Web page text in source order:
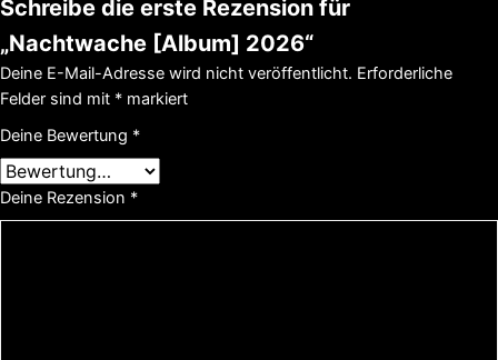
Schreibe die erste Rezension für
„Nachtwache [Album] 2026“
Deine E-Mail-Adresse wird nicht veröffentlicht. Erforderliche
Felder sind mit * markiert
Deine Bewertung *
Deine Rezension *